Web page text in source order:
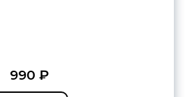
990 ₽